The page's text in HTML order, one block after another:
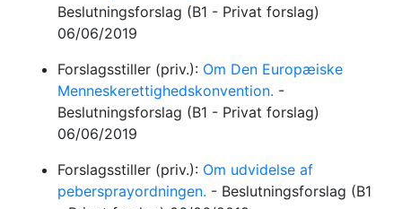
Beslutningsforslag (B1 - Privat forslag)
06/06/2019
Forslagsstiller (priv.): Om Den Europæiske
Menneskerettighedskonvention. -
Beslutningsforslag (B1 - Privat forslag)
06/06/2019
Forslagsstiller (priv.): Om udvidelse af
pebersprayordningen. - Beslutningsforslag (B1